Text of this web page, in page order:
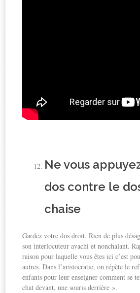
Ne vous
dos contre le
chaise
Gardez votre dos droit. Rien de plus
son interlocuteur avachi et nonchalant.
raison pour laquelle vous êtes ici c’est
autres. Dans l’aristocratie, on répète le
enfants pour leur enseigner comment se
chat devant, une souris derrière ».